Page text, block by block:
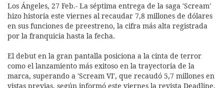
Los Ángeles, 27 Feb.- La séptima entrega de la saga 'Scream'
hizo historia este viernes al recaudar 7,8 millones de dólares
en sus funciones de preestreno, la cifra más alta registrada
por la franquicia hasta la fecha.
El debut en la gran pantalla posiciona a la cinta de terror
como el lanzamiento más exitoso en la trayectoria de la
marca, superando a 'Scream VI', que recaudó 5,7 millones en
vistas previas, según informó este viernes la revista Deadline.